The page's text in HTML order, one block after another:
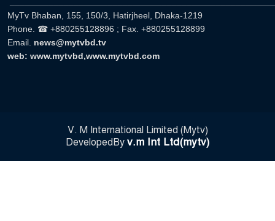
MyTv Bhaban, 155, 150/3, Hatirjheel, Dhaka-1219
Phone. ☎ +880255128896 ; Fax. +880255128899
Email. news@mytvbd.tv
web: www.mytvbd,www.mytvbd.com
V. M International Limited (Mytv)
DevelopedBy v.m Int Ltd(mytv)